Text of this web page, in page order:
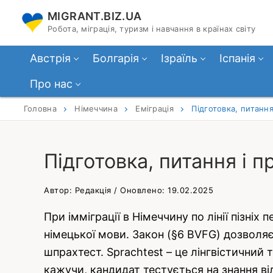
вмісту
MIGRANT.BIZ.UA
Робота, міграція, туризм і навчання в країнах світу
Австрія Болгарія Ізраїль Іспанія
Про нас
Головна Німеччина Еміграція Підготовка,
Підготовка, питання і
Автор: Редакція / Оновлено: 19.02.2025
При імміграції в Німеччину по лінії
німецької мови. Закон (§6 BVFG)
шпрахтест. Sprachtest – це
кажучи, кандидат тестується на знання